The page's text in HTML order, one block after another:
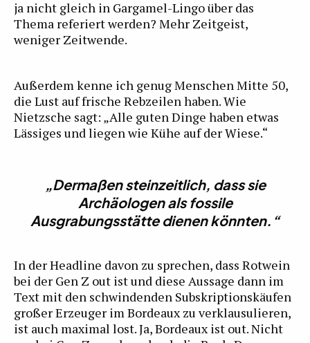
ja nicht gleich in Gargamel-Lingo über das
Thema referiert werden? Mehr Zeitgeist,
weniger Zeitwende.
Außerdem kenne ich genug Menschen Mitte 50,
die Lust auf frische Rebzeilen haben. Wie
Nietzsche sagt: „Alle guten Dinge haben etwas
Lässiges und liegen wie Kühe auf der Wiese.“
„Dermaßen steinzeitlich, dass sie
Archäologen als fossile
Ausgrabungsstätte dienen könnten.“
In der Headline davon zu sprechen, dass Rotwein
bei der Gen Z out ist und diese Aussage dann im
Text mit den schwindenden Subskriptionskäufen
großer Erzeuger im Bordeaux zu verklausulieren,
ist auch maximal lost. Ja, Bordeaux ist out. Nicht